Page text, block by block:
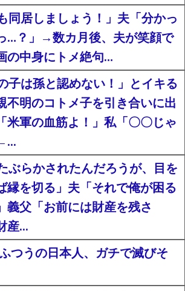
同居しましょう！」夫「分かっ
…？」→数カ月後、夫が笑顔で
の中身にトメ絶句…
子は孫と認めない！」とイキる
不明のコトメ子を引き合いに出
米軍の血筋よ！」私「〇〇じゃ
ぶらかされたんだろうが、目を
縁を切る」夫「それで俺が困る
義父「お前には財産を残さ
産...
ふつうの日本人、ガチで滅びそ